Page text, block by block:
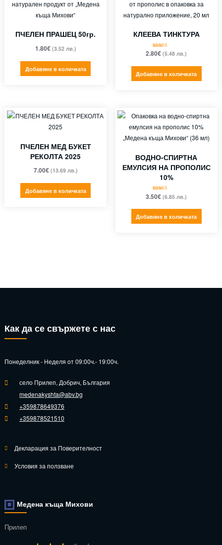
ПЧЕЛЕН ПРАШЕЦ 50гр.
1.80€ (3.52 лв.)
Добавяне в количката
КЛЕЕВА ТИНКТУРА
Оценено с
5.00
2.80€ (5.48 лв.)
Добавяне в количката
ПЧЕЛЕН МЕД БУКЕТ
РЕКОЛТА 2025
7.00€ (13.69 лв.)
Добавяне в количката
ВОДНО-СПИРТНА
ЕМУЛСИЯ НА ПРОПОЛИС
10%
Оценено с
5.00
3.50€ (6.85 лв.)
Добавяне в количката
Как да се свържете с нас
Понеделник - Неделя от 09:00ч.- 19:00ч.
село Прилеп, Добрич, България
medenakyshta@abv.bg
+359878649376
+359878521510
Декларация за Поверителност
Условия за ползване
Медена къща Михови
Прилеп